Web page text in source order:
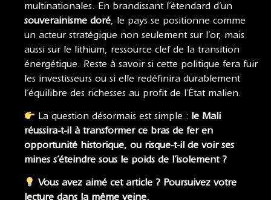
multinationales. En brandissant l’étendard d’un
souverainisme doré , le pays se positionne comme
un acteur stratégique non seulement sur l’or, mais
aussi sur le lithium, ressource clef de la transition
énergétique. Reste à savoir si cette politique fera fuir
les investisseurs ou si elle redéfinira durablement
l’équilibre des richesses au profit de l’État malien.
La question désormais est simple : le Mali
réussira-t-il à transformer ce bras de fer en
opportunité historique, ou risque-t-il de voir ses
mines s’éteindre sous le poids de l’isolement ?
Vous avez aimé cet article ? Poursuivez votre
lecture dans la même veine.